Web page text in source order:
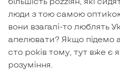
люди з тою самою
вони взагалі-то люблять
апелювати? Якщо підемо
сто років тому, тут вже є
розуміння.